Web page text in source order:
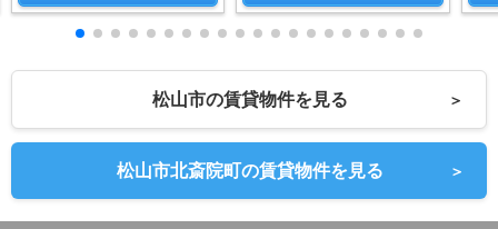
松山市の賃貸物件を見る ＞
松山市北斎院町の賃貸物件を見る ＞